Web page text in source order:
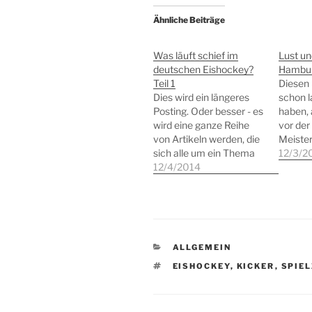
Ähnliche Beiträge
Was läuft schief im
deutschen Eishockey?
Teil 1
Dies wird ein längeres
Posting. Oder besser - es
wird eine ganze Reihe
von Artikeln werden, die
sich alle um ein Thema
drehen: Eishockey in
suchen Sie sich hier gern
anderen Lesestoff aus.
12/4/2014
Lust
schon
haben,
vor der
scheint
12/3/
KATEGORIEN
ALLGEMEIN
SCHLAGWÖRTER
EISHOCKEY, KICKER ,